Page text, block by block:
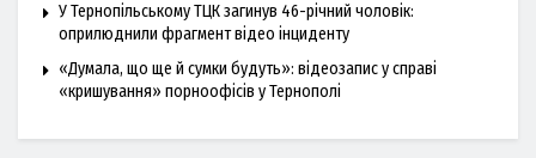
У Тернопільському ТЦК загинув 46-річний чоловік:
оприлюднили фрагмент відео інциденту
«Думала, що ще й сумки будуть»: відеозапис у справі
«кришування» порноофісів у Тернополі